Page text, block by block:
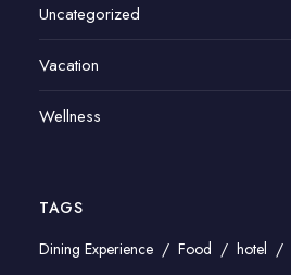
Uncategorized
Vacation
Wellness
TAGS
Dining Experience
Food hotel